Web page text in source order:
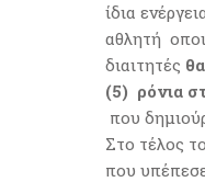
ίδια
αθλητή
διαιτητές
(5) ρόνια
που
Στο τέλος
που